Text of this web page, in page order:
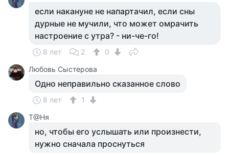
если накануне не напартачил, если сны
дурные не мучили, что может омрачить
настроение с утра? - ни-че-го!
8 лет 2
0
Любовь Сыстерова
Одно неправильно сказанное слово
8 лет
1
Т@Ня
но, чтобы его услышать или произнести,
нужно сначала проснуться